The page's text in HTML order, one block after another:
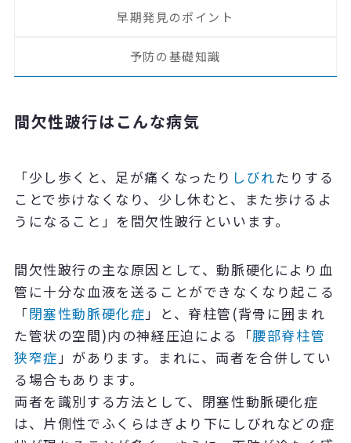
早期発見のポイント
予防の基礎知識
間欠性跛行はこんな病気
「少し歩くと、足が痛くなったり しびれたりする
ことで歩けなくなり、少し休むと、また歩けるよ
うになること」を間欠性跛行といいます。
間欠性跛行の主な原因として、動脈硬化により血
管に十分な血液を送ることができなくなり起こる
「閉塞性動脈硬化症」と、脊柱管(背骨に囲まれ
た管状の空間)内の神経圧迫による「腰部脊柱管
狭窄症」があります。まれに、両者を合併してい
る場合もあります。
両者を識別する方法として、閉塞性動脈硬化症
は、片側性でふくらはぎより下にしびれなどの症